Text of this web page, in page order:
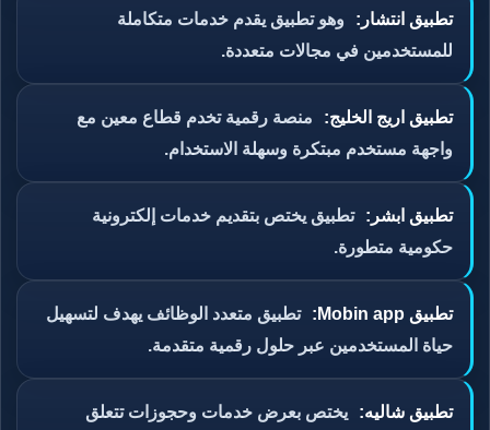
تطبيق انتشار:
وهو تطبيق يقدم خدمات متكاملة
للمستخدمين في مجالات متعددة.
تطبيق اريج الخليج:
منصة رقمية تخدم قطاع معين مع
واجهة مستخدم مبتكرة وسهلة الاستخدام.
تطبيق ابشر:
تطبيق يختص بتقديم خدمات إلكترونية
حكومية متطورة.
تطبيق Mobin app:
تطبيق متعدد الوظائف يهدف لتسهيل
حياة المستخدمين عبر حلول رقمية متقدمة.
تطبيق شاليه:
يختص بعرض خدمات وحجوزات تتعلق